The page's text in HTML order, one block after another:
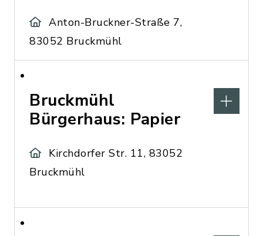
Anton-Bruckner-Straße 7,
83052 Bruckmühl
Bruckmühl
Bürgerhaus: Papier
Kirchdorfer Str. 11, 83052
Bruckmühl